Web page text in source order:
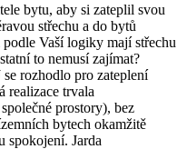
bytu, aby si zateplil svou
střechu a do bytů
Vaší logiky mají střechu
to nemusí zajímat?
rozhodlo pro zateplení
realizace trvala
prostory), bez
bytech okamžitě
spokojení. Jarda